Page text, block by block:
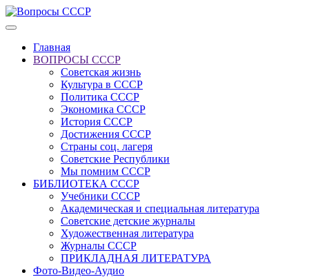
Главная
ВОПРОСЫ СССР
Советская жизнь
Культура в СССР
Политика СССР
Экономика СССР
История СССР
Достижения СССР
Страны соц. лагеря
Советские Республики
Мы помним СССР
БИБЛИОТЕКА СССР
Учебники СССР
Академическая и специальная литература
Советские детские журналы
Художественная литература
Журналы СССР
ПРИКЛАДНАЯ ЛИТЕРАТУРА
Фото-Видео-Аудио